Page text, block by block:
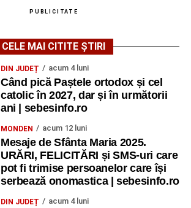
PUBLICITATE
CELE MAI CITITE ȘTIRI
DIN JUDEȚ acum 4 luni
Când pică Paștele ortodox și cel
catolic în 2027, dar și în următorii
ani | sebesinfo.ro
MONDEN acum 12 luni
Mesaje de Sfânta Maria 2025.
URĂRI, FELICITĂRI și SMS-uri care
pot fi trimise persoanelor care își
serbează onomastica | sebesinfo.ro
DIN JUDEȚ acum 4 luni